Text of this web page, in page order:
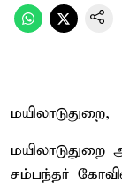
மயிலாடுதுறை,
மயிலாடுதுறை
சம்பந்தர் கோவில்